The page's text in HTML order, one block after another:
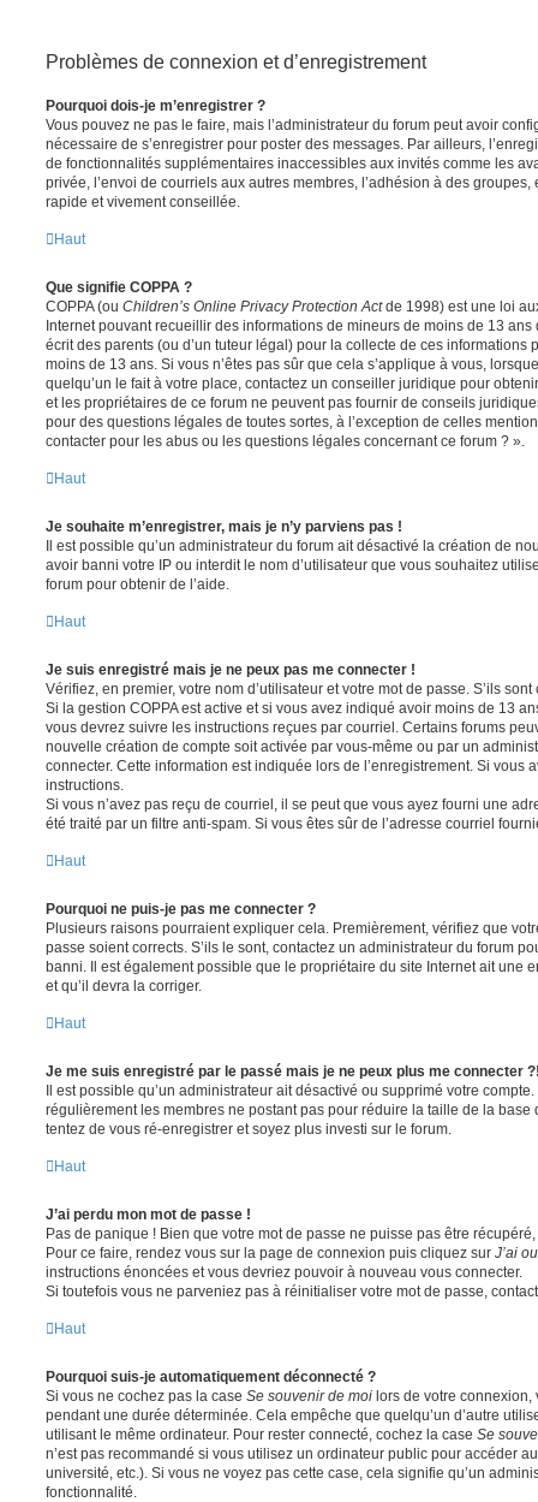
Problèmes de connexion et d’enregistrement
Pourquoi dois-je m’enregistrer ?
Vous pouvez ne pas le faire, mais l’administrateur du forum peut avoir
nécessaire de s’enregistrer pour poster des messages. Par ailleurs,
de fonctionnalités supplémentaires inaccessibles aux invités comme les
privée, l’envoi de courriels aux autres membres, l’adhésion à des groupes,
rapide et vivement conseillée.
Haut
Que signifie COPPA ?
COPPA (ou Children’s Online Privacy Protection Actde 1998) est une loi
Internet pouvant recueillir des informations de mineurs de moins de 13
écrit des parents (ou d’un tuteur légal) pour la collecte de ces informations
moins de 13 ans. Si vous n’êtes pas sûr que cela s’applique à vous,
quelqu’un le fait à votre place, contactez un conseiller juridique pour
et les propriétaires de ce forum ne peuvent pas fournir de conseils
pour des questions légales de toutes sortes, à l’exception de celles
contacter pour les abus ou les questions légales concernant ce forum ? ».
Haut
Je souhaite m’enregistrer, mais je n’y parviens pas !
Il est possible qu’un administrateur du forum ait désactivé la création de
avoir banni votre IP ou interdit le nom d’utilisateur que vous souhaitez
forum pour obtenir de l’aide.
Haut
Je suis enregistré mais je ne peux pas me connecter !
Vérifiez, en premier, votre nom d’utilisateur et votre mot de passe. S’ils
Si la gestion COPPA est active et si vous avez indiqué avoir moins de 13
vous devrez suivre les instructions reçues par courriel. Certains forums
nouvelle création de compte soit activée par vous-même ou par un
connecter. Cette information est indiquée lors de l’enregistrement. Si vous
instructions.
Si vous n’avez pas reçu de courriel, il se peut que vous ayez fourni une
été traité par un filtre anti-spam. Si vous êtes sûr de l’adresse courriel
Haut
Pourquoi ne puis-je pas me connecter ?
Plusieurs raisons pourraient expliquer cela. Premièrement, vérifiez que
passe soient corrects. S’ils le sont, contactez un administrateur du forum
banni. Il est également possible que le propriétaire du site Internet ait une
et qu’il devra la corriger.
Haut
Je me suis enregistré par le passé mais je ne peux plus me connecter
Il est possible qu’un administrateur ait désactivé ou supprimé votre
régulièrement les membres ne postant pas pour réduire la taille de la base
tentez de vous ré-enregistrer et soyez plus investi sur le forum.
Haut
J’ai perdu mon mot de passe !
Pas de panique ! Bien que votre mot de passe ne puisse pas être
Pour ce faire, rendez vous sur la page de connexion puis cliquez sur J’ai
instructions énoncées et vous devriez pouvoir à nouveau vous connecter.
Si toutefois vous ne parveniez pas à réinitialiser votre mot de passe,
Haut
Pourquoi suis-je automatiquement déconnecté ?
Si vous ne cochez pas la case Se souvenir de moi lors de votre connexion,
pendant une durée déterminée. Cela empêche que quelqu’un d’autre
utilisant le même ordinateur. Pour rester connecté, cochez la case Se
n’est pas recommandé si vous utilisez un ordinateur public pour accéder
université, etc.). Si vous ne voyez pas cette case, cela signifie qu’un
fonctionnalité.